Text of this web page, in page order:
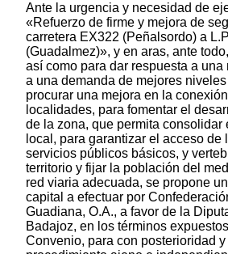
Ante la urgencia y necesidad de
«Refuerzo de firme y mejora de
carretera EX322 (Peñalsordo) a
(Guadalmez)», y en aras, ante
así como para dar respuesta a
a una demanda de mejores
procurar una mejora en la
localidades, para fomentar el
de la zona, que permita consolidar
local, para garantizar el acceso
servicios públicos básicos, y
territorio y fijar la población del
red viaria adecuada, se propone
capital a efectuar por
Guadiana, O.A., a favor de la
Badajoz, en los términos
Convenio, para con posterioridad